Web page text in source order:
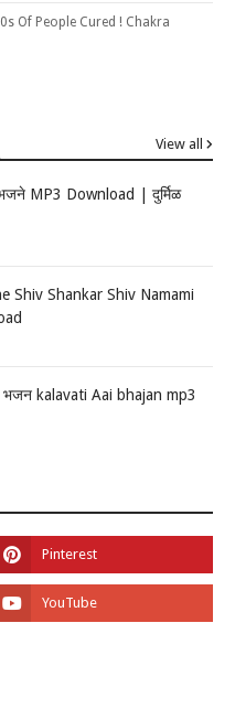
Of People Cured ! Chakra
View all
भजने MP3 Download | दुर्मिळ
Shiv Shankar Shiv Namami
भजन kalavati Aai bhajan mp3